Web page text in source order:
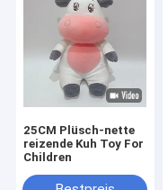
25CM Plüsch-nette
reizende Kuh Toy For
Children